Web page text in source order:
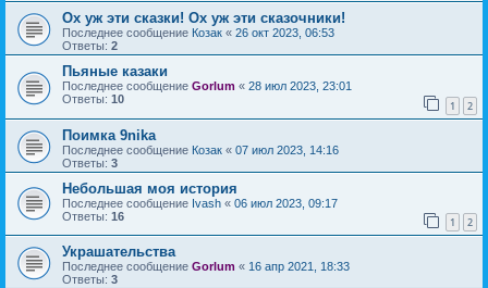
Ох уж эти сказки! Ох уж эти сказочники!
Последнее сообщение Козак « 26 окт 2023, 06:53
Ответы: 2
Пьяные казаки
Последнее сообщение Gorlum « 28 июл 2023, 23:01
Ответы: 10 1 2
Поимка 9nika
Последнее сообщение Козак « 07 июл 2023, 14:16
Ответы: 3
Небольшая моя история
Последнее сообщение Ivash « 06 июл 2023, 09:17
Ответы: 16 1 2
Украшательства
Последнее сообщение Gorlum « 16 апр 2021, 18:33
Ответы: 3